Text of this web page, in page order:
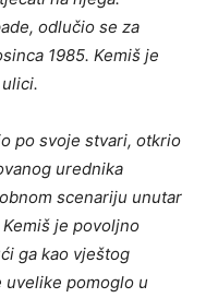
odlučio se za
1985. Kemiš je
po svoje stvari, otkrio
urednika
scenariju unutar
je povoljno
ga kao vještog
uvelike pomoglo u